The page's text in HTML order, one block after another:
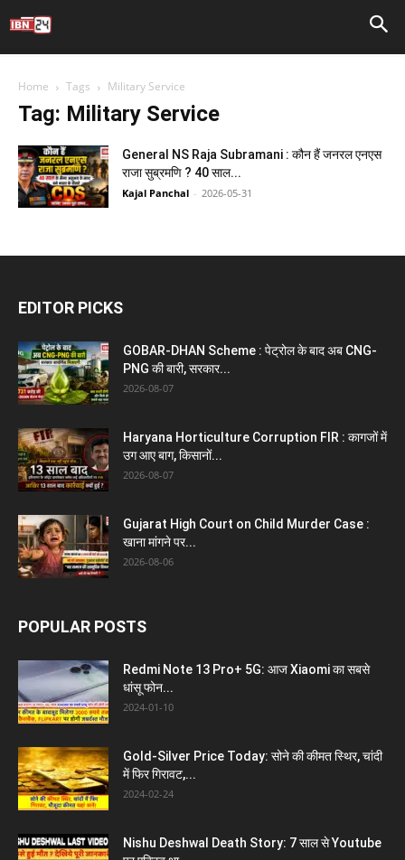
Home Tags Military Service
Tag: Military Service
General NS Raja Subramani : कौन हैं जनरल एनएस
राजा सुब्रमणि ? 40 साल...
Kajal Panchal - 2026-05-31
EDITOR PICKS
GOBAR-DHAN Scheme : पेट्रोल के बाद अब CNG-
PNG की बारी, सरकार...
2026-08-07
Haryana Horticulture Corruption FIR : कागजों में
उग आए बाग, किसानों...
2026-08-07
Gujarat High Court on Child Murder Case :
खाना मांगने पर...
2026-08-06
POPULAR POSTS
Redmi Note 13 Pro+ 5G: आज Xiaomi का सबसे
धांसू फोन...
2024-01-10
Gold-Silver Price Today: सोने की कीमत स्थिर, चांदी
में फिर गिरावट,...
2024-02-24
Nishu Deshwal Death Story: 7 साल से Youtube